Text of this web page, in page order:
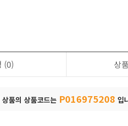
(0) 상
상품의 상품코드는 P016975208 입